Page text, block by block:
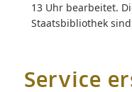
13 Uhr bearbeitet.
Staatsbibliothek
Service